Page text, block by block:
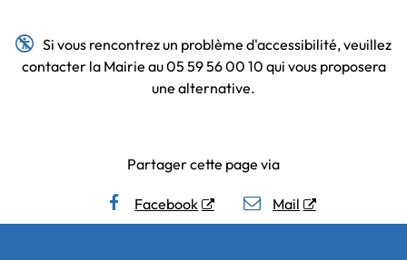
 Si vous rencontrez un problème d'accessibilité, veuillez
contacter la Mairie au 05 59 56 00 10 qui vous proposera
une alternative.
Partager cette page via
Facebook Mail